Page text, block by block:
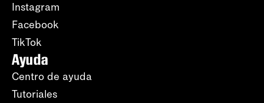
Instagram
Facebook
TikTok
Ayuda
Centro de ayuda
Tutoriales